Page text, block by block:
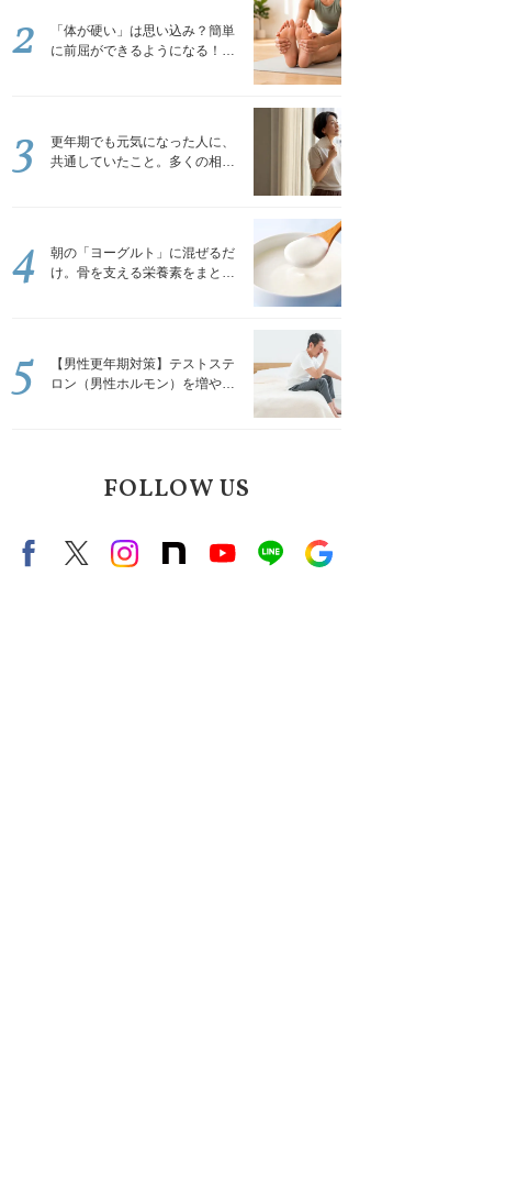
「体が硬い」は思い込み？簡単
に前屈ができるようになる！腿
2
更年期でも元気になった人に、
共通していたこと。多くの相談
3
朝の「ヨーグルト」に混ぜるだ
け。骨を支える栄養素をまとめ
4
【男性更年期対策】テストステ
ロン（男性ホルモン）を増やす
5
FOLLOW US
FacebookX（旧twitter）
instagram
note Youtubeline